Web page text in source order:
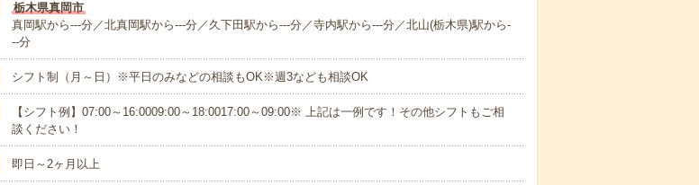
栃木県真岡市
真岡駅から---分／北真岡駅から---分／久下田駅から---分／寺内駅から---分／北山(栃木県)駅から-
--分
シフト制（月～日）※平日のみなどの相談もOK※週3なども相談OK
【シフト例】07:00～16:0009:00～18:0017:00～09:00※ 上記は一例です！その他シフトもご相
談ください！
即日～2ヶ月以上